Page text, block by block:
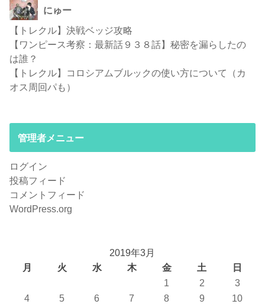
にゅー
【トレクル】決戦ベッジ攻略
【ワンピース考察：最新話９３８話】秘密を漏らしたの
は誰？
【トレクル】コロシアムブルックの使い方について（カ
オス周回パも）
管理者メニュー
ログイン
投稿フィード
コメントフィード
WordPress.org
2019年3月
月
火 水 木 金 土
日
1
2
3
4
5 6 7 8 9
10